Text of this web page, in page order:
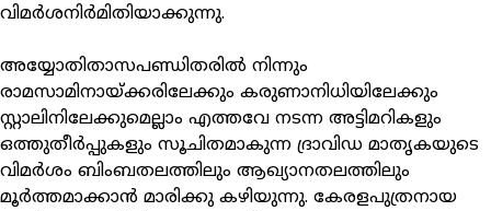
വിമര്‍ശനിര്‍മിതിയാക്കുന്നു.
അയ്യോതിതാസപണ്ഡിതരില്‍ നിന്നും
രാമസാമിനായ്ക്കരിലേക്കും കരുണാനിധിയിലേക്കും
സ്റ്റാലിനിലേക്കുമെല്ലാം എത്തവേ നടന്ന അട്ടിമറികളും
ഒത്തുതീര്‍പ്പുകളും സൂചിതമാകുന്ന ദ്രാവിഡ മാതൃകയുടെ
വിമര്‍ശം ബിംബതലത്തിലും ആഖ്യാനതലത്തിലും
മൂര്‍ത്തമാക്കാന്‍ മാരിക്കു കഴിയുന്നു. കേരളപുത്രനായ